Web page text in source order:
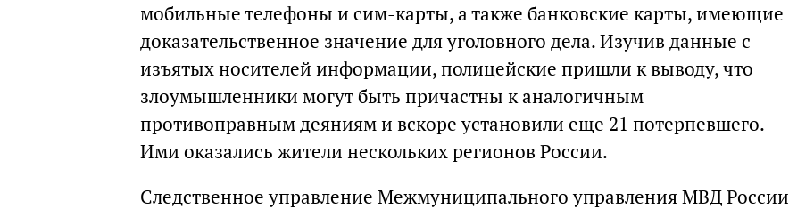
мобильные телефоны и сим-карты, а также банковские карты, имеющие
доказательственное значение для уголовного дела. Изучив данные с
изъятых носителей информации, полицейские пришли к выводу, что
злоумышленники могут быть причастны к аналогичным
противоправным деяниям и вскоре установили еще 21 потерпевшего.
Ими оказались жители нескольких регионов России.
Следственное управление Межмуниципального управления МВД России